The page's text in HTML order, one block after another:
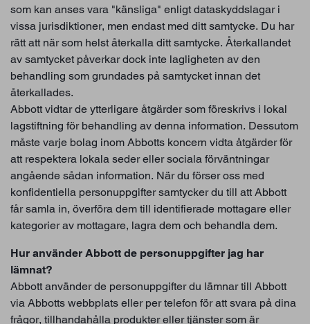
som kan anses vara "känsliga" enligt dataskyddslagar i
vissa jurisdiktioner, men endast med ditt samtycke. Du har
rätt att när som helst återkalla ditt samtycke. Återkallandet
av samtycket påverkar dock inte lagligheten av den
behandling som grundades på samtycket innan det
återkallades.
Abbott vidtar de ytterligare åtgärder som föreskrivs i lokal
lagstiftning för behandling av denna information. Dessutom
måste varje bolag inom Abbotts koncern vidta åtgärder för
att respektera lokala seder eller sociala förväntningar
angående sådan information. När du förser oss med
konfidentiella personuppgifter samtycker du till att Abbott
får samla in, överföra dem till identifierade mottagare eller
kategorier av mottagare, lagra dem och behandla dem.
Hur använder Abbott de personuppgifter jag har
lämnat?
Abbott använder de personuppgifter du lämnar till Abbott
via Abbotts webbplats eller per telefon för att svara på dina
frågor, tillhandahålla produkter eller tjänster som är